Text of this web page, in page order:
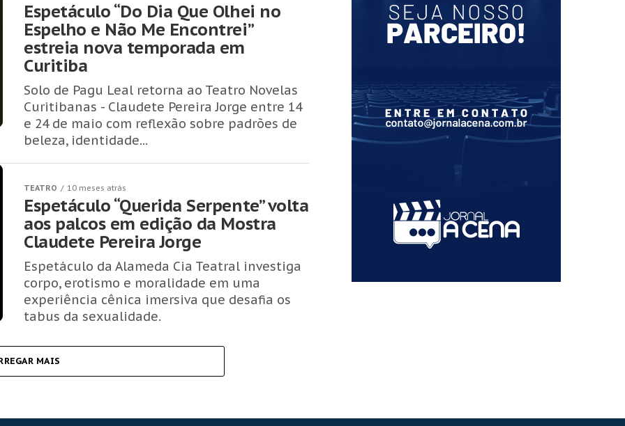
Espetáculo “Do Dia Que Olhei no
Espelho e Não Me Encontrei”
estreia nova temporada em
Curitiba
Solo de Pagu Leal retorna ao Teatro Novelas
Curitibanas - Claudete Pereira Jorge entre 14
e 24 de maio com reflexão sobre padrões de
beleza, identidade...
TEATRO 10 meses atrás
Espetáculo “Querida Serpente” volta
aos palcos em edição da Mostra
Claudete Pereira Jorge
Espetáculo da Alameda Cia Teatral investiga
corpo, erotismo e moralidade em uma
experiência cênica imersiva que desafia os
tabus da sexualidade.
MAIS